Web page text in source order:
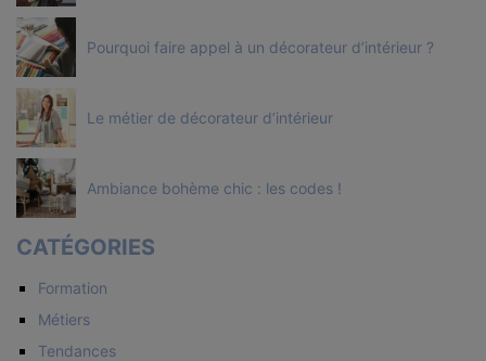
Pourquoi faire appel à un décorateur d’intérieur ?
Le métier de décorateur d’intérieur
Ambiance bohème chic : les codes !
CATÉGORIES
Formation
Métiers
Tendances